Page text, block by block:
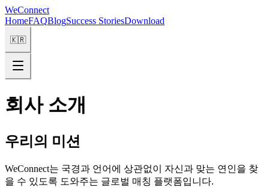
WeConnect
HomeFAQBlogSuccess StoriesDownload
🇰🇷
회사 소개
우리의 미션
WeConnect는 국경과 언어에 상관없이 자신과 맞는 연인을 찾
을 수 있도록 도와주는 글로벌 매칭 플랫폼입니다.